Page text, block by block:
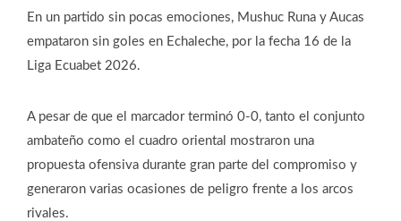
En un partido sin pocas emociones, Mushuc Runa y Aucas
empataron sin goles en Echaleche, por la fecha 16 de la
Liga Ecuabet 2026.
A pesar de que el marcador terminó 0-0, tanto el conjunto
ambateño como el cuadro oriental mostraron una
propuesta ofensiva durante gran parte del compromiso y
generaron varias ocasiones de peligro frente a los arcos
rivales.